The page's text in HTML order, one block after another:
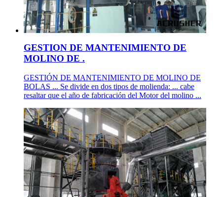
GESTION DE MANTENIMIENTO DE
MOLINO DE .
GESTIÓN DE MANTENIMIENTO DE MOLINO DE
BOLAS ... Se divide en dos tipos de molienda: ... cabe
resaltar que el año de fabricación del Motor del molino ...